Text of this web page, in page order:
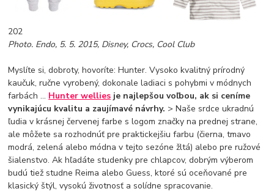
202
Photo. Endo, 5. 5. 2015, Disney, Crocs, Cool Club
Myslíte si, dobroty, hovoríte: Hunter. Vysoko kvalitný prírodný
kaučuk, ručne vyrobený, dokonale ladiaci s pohybmi v módnych
farbách ... Hunter wellies je najlepšou voľbou, ak si ceníme
vynikajúcu kvalitu a zaujímavé návrhy. > Naše srdce ukradnú
ľudia v krásnej červenej farbe s logom značky na prednej strane,
ale môžete sa rozhodnúť pre praktickejšiu farbu (čierna, tmavo
modrá, zelená alebo módna v tejto sezóne žltá) alebo pre ružové
šialenstvo. Ak hľadáte studenky pre chlapcov, dobrým výberom
budú tiež studne Reima alebo Guess, ktoré sú oceňované pre
klasický štýl, vysokú životnosť a solídne spracovanie.